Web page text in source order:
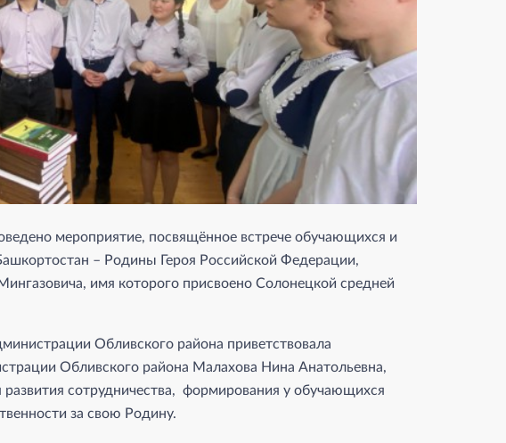
мероприятие, посвящённое встрече обучающихся и
– Родины Героя Российской Федерации,
имя которого присвоено Солонецкой средней
Обливского района приветствовала
Обливского района Малахова Нина Анатольевна,
развития сотрудничества, формирования у обучающихся
за свою Родину.